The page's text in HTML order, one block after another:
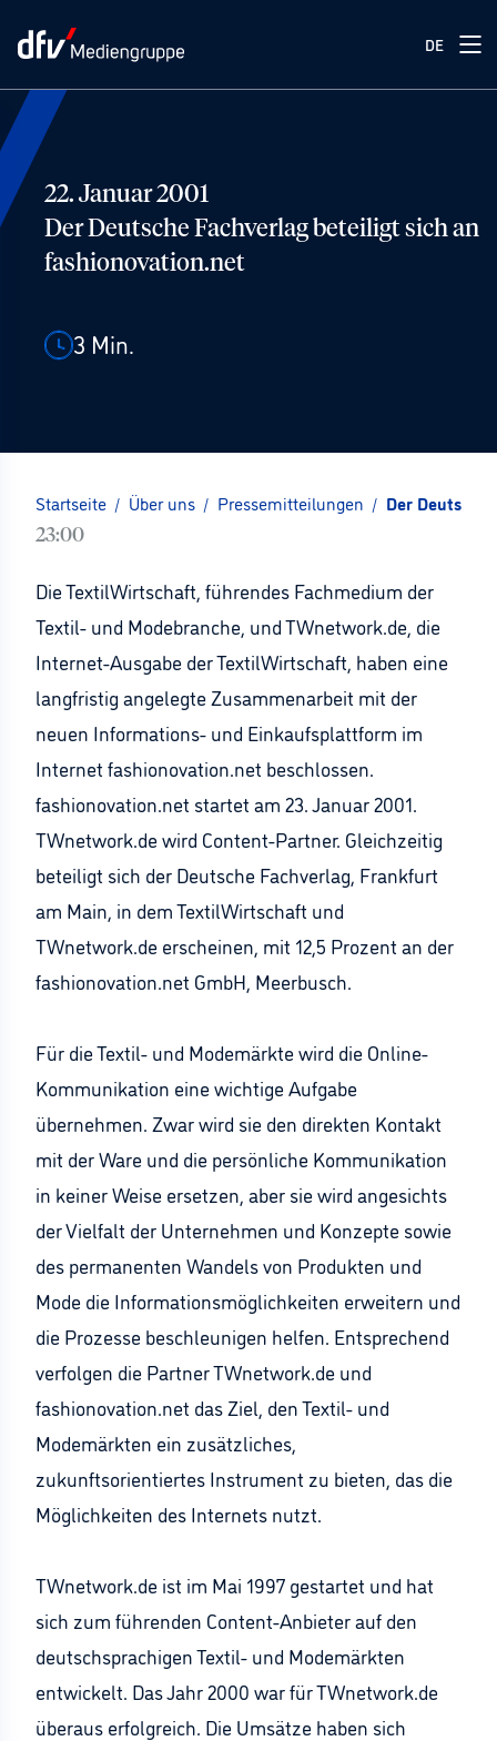
DE
22. Januar 2001
Der Deutsche Fachverlag beteiligt sich an
fashionovation.net
3 Min.
Startseite / Über uns / Pressemitteilungen / Der
23:00
Die TextilWirtschaft, führendes Fachmedium der
Textil- und Modebranche, und TWnetwork.de, die
Internet-Ausgabe der TextilWirtschaft, haben eine
langfristig angelegte Zusammenarbeit mit der
neuen Informations- und Einkaufsplattform im
Internet fashionovation.net beschlossen.
fashionovation.net startet am 23. Januar 2001.
TWnetwork.de wird Content-Partner. Gleichzeitig
beteiligt sich der Deutsche Fachverlag, Frankfurt
am Main, in dem TextilWirtschaft und
TWnetwork.de erscheinen, mit 12,5 Prozent an der
fashionovation.net GmbH, Meerbusch.
Für die Textil- und Modemärkte wird die Online-
Kommunikation eine wichtige Aufgabe
übernehmen. Zwar wird sie den direkten Kontakt
mit der Ware und die persönliche Kommunikation
in keiner Weise ersetzen, aber sie wird angesichts
der Vielfalt der Unternehmen und Konzepte sowie
des permanenten Wandels von Produkten und
Mode die Informationsmöglichkeiten erweitern und
die Prozesse beschleunigen helfen. Entsprechend
verfolgen die Partner TWnetwork.de und
fashionovation.net das Ziel, den Textil- und
Modemärkten ein zusätzliches,
zukunftsorientiertes Instrument zu bieten, das die
Möglichkeiten des Internets nutzt.
TWnetwork.de ist im Mai 1997 gestartet und hat
sich zum führenden Content-Anbieter auf den
deutschsprachigen Textil- und Modemärkten
entwickelt. Das Jahr 2000 war für TWnetwork.de
überaus erfolgreich. Die Umsätze haben sich